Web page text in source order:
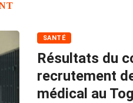
SANTÉ
Résultats du
recrutement
médical au